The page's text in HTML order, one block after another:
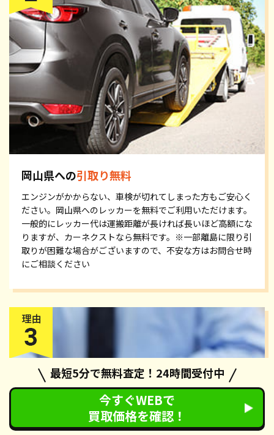
岡山県への引取り無料
エンジンがかからない、車検が切れてしまった方もご安心く
ださい。岡山県へのレッカーを無料でご利用いただけます。
一般的にレッカー代は運搬距離が長ければ長いほど高額にな
りますが、カーネクストなら無料です。※一部離島に限り引
取りが困難な場合がございますので、不安な方はお問合せ時
にご相談ください
最短5分で無料査定！24時間受付中
今すぐWEBで
買取価格を確認！